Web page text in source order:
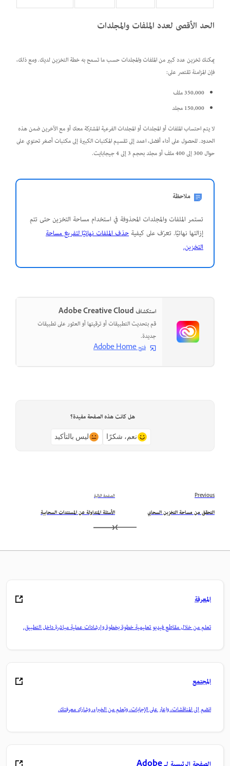
الحد الأقصى لعدد الملفات والمجلدات
يمكنك تخزين عدد كبير من الملفات والمجلدات حسب ما تسمح به خطة التخزين لديك. ومع ذلك،
فإن المزامنة تقتصر على:
350,000 ملف
150,000 مجلد
لا يتم احتساب الملفات أو المجلدات أو المجلدات الفرعية المشتركة معك أو مع الآخرين ضمن هذه
الحدود. للحصول على أداء أفضل، اعمد إلى تقسيم المكتبات الكبيرة إلى مكتبات أصغر تحتوي على
حوال 300 إلى 400 ملف أو مجلد بحجم 3 إلى 4 جيجابايت.
ملاحظة
تستمر الملفات والمجلدات المحذوفة في استخدام مساحة التخزين حتى تتم
إزالتها نهائيًا. تعرّف على كيفيةحذف الملفات نهائيًا لتفريغ مساحة
التخزين.
استكشاف Adobe Creative Cloud
قم بتحديث التطبيقات أو ترقيتها أو العثور على تطبيقات
جديدة.
فتح Adobe Home
هل كانت هذه الصفحة مفيدة؟
نعم، شكرًا ليس بالتأكيد
Previous
التحقق من مساحة التخزين السحابي
الصفحة التالية
الأسئلة المتداولة عن المستندات السحابية
المعرفة
تعلم من خلال مقاطع فيديو تعليمية خطوة بخطوة وإرشادات عملية مباشرة داخل التطبيق.
المجتمع
انضم إلى المناقشات، واعثر على الإجابات، وتعلم من الخبراء، وشارك معرفتك.